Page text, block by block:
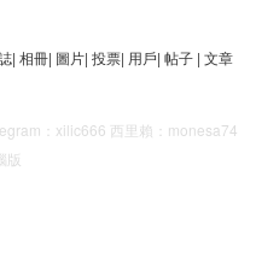
| 相冊| 圖片| 投票| 用戶| 帖子 | 文章
：xilic666 西里賴：monesa74
版